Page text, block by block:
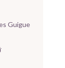
Guigue